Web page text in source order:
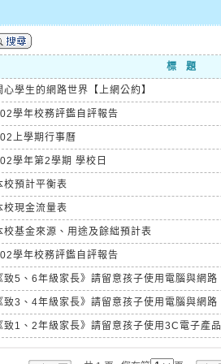
標 題
心學生的網路世界【上網公約】
學年校務評鑑自評報告
上學期行事曆
學年第2學期 學校日
校預計平衡表
校現金流量表
校基金來源、用途及餘絀預計表
學年校務評鑑自評報告
致5、6年級家長》請留意孩子使用電腦與網路
致3、4年級家長》請留意孩子使用電腦與網路
致1、2年級家長》請留意孩子使用3C電子產品